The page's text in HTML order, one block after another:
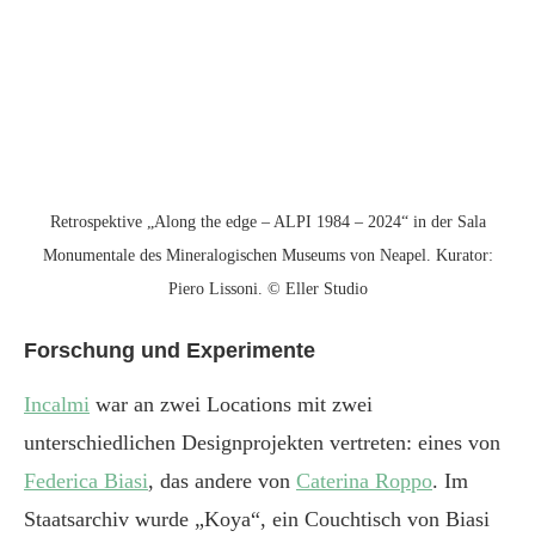
Retrospektive „Along the edge – ALPI 1984 – 2024“ in der Sala
Monumentale des Mineralogischen Museums von Neapel. Kurator:
Piero Lissoni. © Eller Studio
Forschung und Experimente
Incalmi war an zwei Locations mit zwei
unterschiedlichen Designprojekten vertreten: eines von
Federica Biasi, das andere von Caterina Roppo. Im
Staatsarchiv wurde „Koya“, ein Couchtisch von Biasi